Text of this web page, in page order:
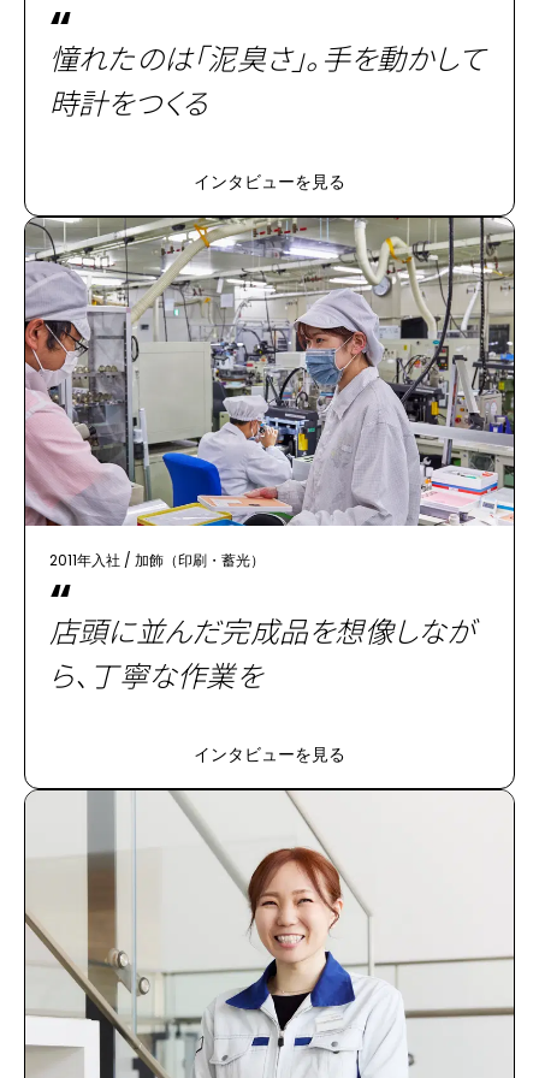
“
憧れたのは「泥臭さ」。手を動かして
時計をつくる
インタビューを見る
2011年入社 / 加飾（印刷・蓄光）
“
店頭に並んだ完成品を想像しなが
ら、丁寧な作業を
インタビューを見る